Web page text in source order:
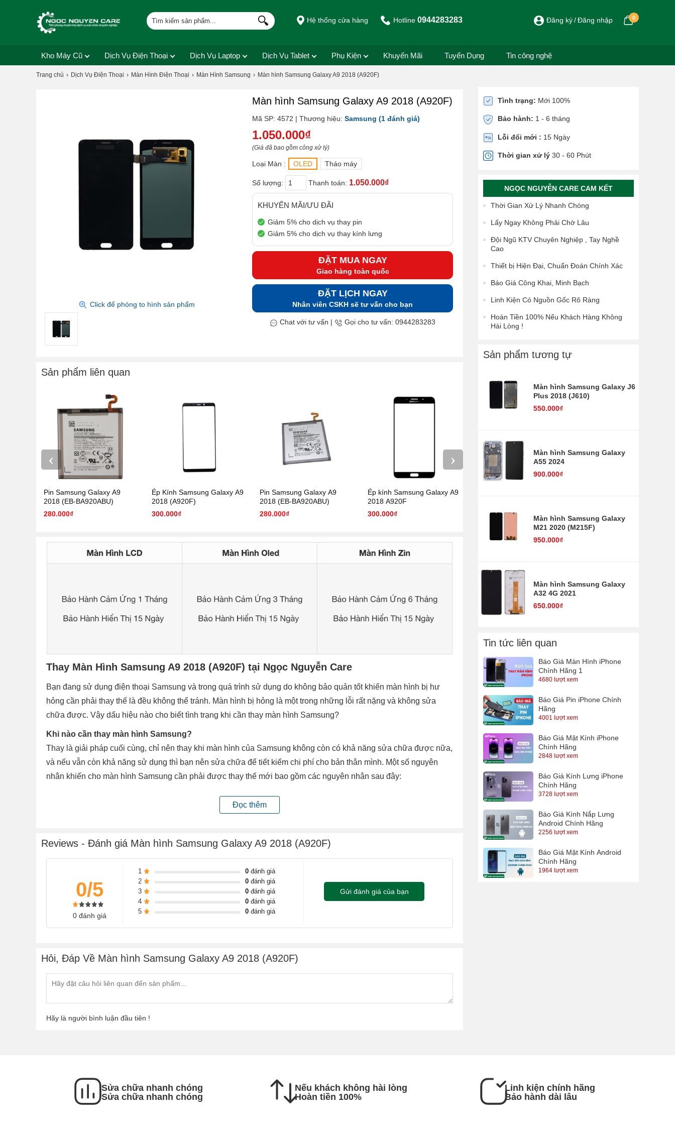
Hệ thống cửa hàng Hotline0944283283 Đăng ký Đăng nhập 0
Kho Máy Cũ Dịch Vụ Điện Thoại Dịch Vụ Laptop Dịch Vụ Tablet Phụ Kiện Khuyến Mãi Tuyển Dụng Tin công nghệ
Trang chủ Dịch Vụ Điện Thoại Màn Hình Điện Thoại Màn Hình Samsung Màn hình Samsung Galaxy A9 2018 (A920F)
Click để phóng to hình sản phẩm
Màn hình Samsung Galaxy A9 2018 (A920F)
Mã SP: 4572 | Thương hiệu: Samsung (1 đánh giá)
1.050.000₫
(Giá đã bao gồm công xử lý)
Loại Màn : OLED Tháo máy
Số lượng: Thanh toán: 1.050.000₫
KHUYẾN MÃI/ƯU ĐÃI
Giảm 5% cho dịch vụ thay pin
Giảm 5% cho dịch vụ thay kính lưng
ĐẶT MUA NGAY
Giao hàng toàn quốc
ĐẶT LỊCH NGAY
Nhân viên CSKH sẽ tư vấn cho bạn
Chat với tư vấn | Gọi cho tư vấn: 0944283283
Sản phẩm liên quan
Pin Samsung Galaxy A9
2018 (EB-BA920ABU)
280.000₫
Ép Kính Samsung Galaxy A9
2018 (A920F)
300.000₫
Pin Samsung Galaxy A9
2018 (EB-BA920ABU)
280.000₫
Ép kính Samsung Galaxy A9
2018 A920F
300.000₫
200.000₫
‹ ›
Thay Màn Hình Samsung A9 2018 (A920F) tại Ngọc Nguyễn Care
Bạn đang sử dụng điện thoại Samsung và trong quá trình sử dụng do không bảo quản tốt khiến màn hình bị hư
hỏng cần phải thay thế là đều không thể tránh. Màn hình bị hỏng là một trong những lỗi rất nặng và không sửa
chữa được. Vậy dấu hiệu nào cho biết tình trạng khi cần thay màn hình Samsung?
Khi nào cần thay màn hình Samsung?
Thay là giải pháp cuối cùng, chỉ nên thay khi màn hình của Samsung không còn có khả năng sửa chữa được nữa,
và nếu vẫn còn khả năng sử dụng thì bạn nên sửa chữa để tiết kiếm chi phí cho bản thân mình. Một số nguyên
nhân khiến cho màn hình Samsung cần phải được thay thế mới bao gồm các nguyên nhân sau đây:
- Màn hình Samsung bị vỡ, nhiễu màu, không hiển thị như bình thường dù cảm ứng vẫn hoạt động được bình
- Màn hình Samsung hiển thị sai màu sắc, sọc màu, loang màu.
Đọc thêm
Reviews - Đánh giá Màn hình Samsung Galaxy A9 2018 (A920F)
0/5
0 đánh giá
1 0 đánh giá
2
0 đánh giá
3
0 đánh giá
4
0 đánh giá
5
0 đánh giá
Gửi đánh giá của bạn
Hỏi, Đáp Về Màn hình Samsung Galaxy A9 2018 (A920F)
Hãy là người bình luận đầu tiên !
Tình trạng: Mới 100%
Bảo hành: 1 - 6 tháng
Lỗi đổi mới : 15 Ngày
Thời gian xử lý 30 - 60 Phút
NGỌC NGUYỄN CARE CAM KẾT
Thời Gian Xử Lý Nhanh Chóng
Lấy Ngay Không Phải Chờ Lâu
Đội Ngũ KTV Chuyên Nghiệp , Tay Nghề
Cao
Thiết bị Hiện Đại, Chuẩn Đoán Chính Xác
Báo Giá Công Khai, Minh Bạch
Linh Kiện Có Nguồn Gốc Rõ Ràng
Hoàn Tiền 100% Nếu Khách Hàng Không
Hài Lòng !
Sản phẩm tương tự
Màn hình Samsung Galaxy J6
Plus 2018 (J610)
550.000₫
Màn hình Samsung Galaxy
A55 2024
900.000₫
Màn hình Samsung Galaxy
M21 2020 (M215F)
950.000₫
Màn hình Samsung Galaxy
A32 4G 2021
650.000₫
Tin tức liên quan
Báo Giá Màn Hình iPhone
Chính Hãng 1
4680 lượt xem
Báo Giá Pin iPhone Chính
Hãng
4001 lượt xem
Báo Giá Mặt Kính iPhone
Chính Hãng
2848 lượt xem
Báo Giá Kính Lưng iPhone
Chính Hãng
3728 lượt xem
Báo Giá Kính Nắp Lưng
Android Chính Hãng
2256 lượt xem
Báo Giá Mặt Kính Android
Chính Hãng
1964 lượt xem
Sửa chữa nhanh chóng
Sửa chữa nhanh chóng
Nếu khách không hài lòng
Hoàn tiền 100%
Linh kiện chính hãng
Bảo hành dài lâu